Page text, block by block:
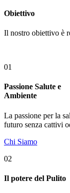
Obiettivo
Il nostro obiettivo è
01
Passione Salute e
Ambiente
La passione per la
futuro senza cattivi
Chi Siamo
02
Il potere del Pulito